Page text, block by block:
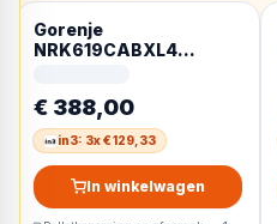
Gorenje
NRK619CABXL4
€ 388,00
in3: 3x € 129,33
In winkelwagen